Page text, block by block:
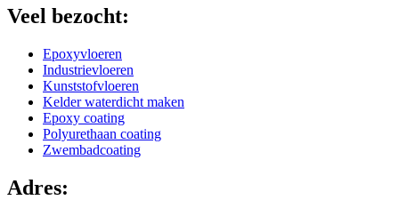
Veel bezocht:
Epoxyvloeren
Industrievloeren
Kunststofvloeren
Kelder waterdicht maken
Epoxy coating
Polyurethaan coating
Zwembadcoating
Adres: